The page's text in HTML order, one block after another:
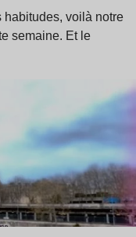
habitudes, voilà notre
semaine. Et le